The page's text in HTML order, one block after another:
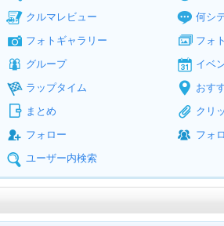
クルマレビュー
何シ
フォトギャラリー
フォ
グループ
イベ
ラップタイム
おす
まとめ
クリ
フォロー
フォ
ユーザー内検索